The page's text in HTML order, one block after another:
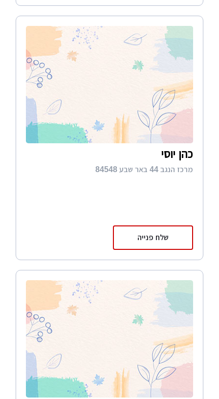
כהן יוסי
מרכז הנגב 44 באר שבע 84548
שלח פנייה